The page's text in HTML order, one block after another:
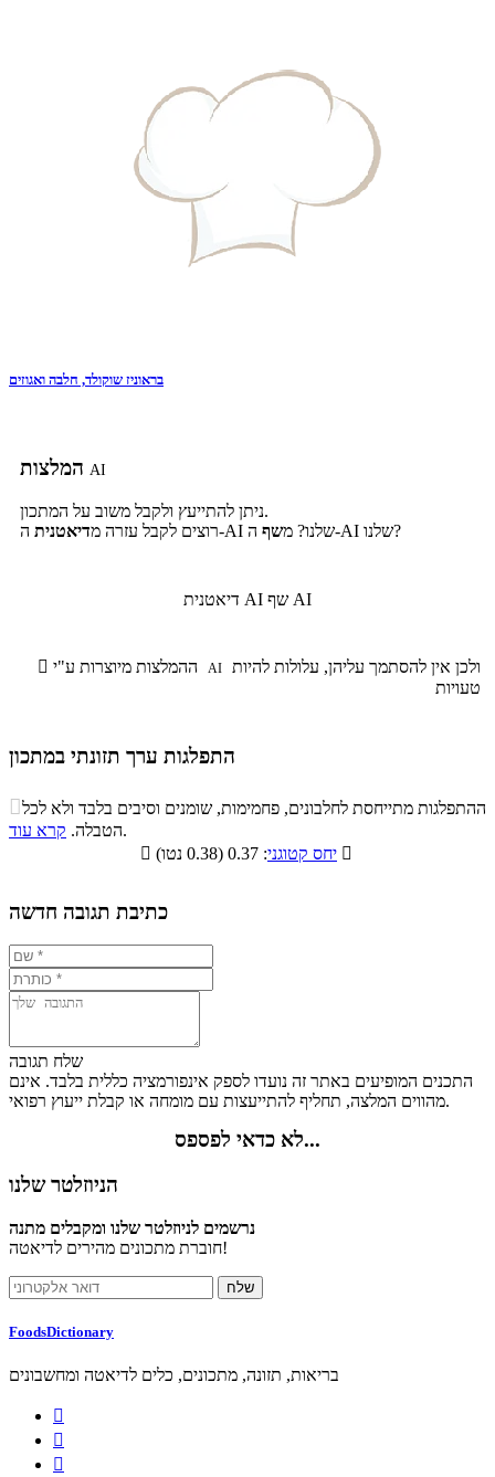
בראוניז שוקולד, חלבה ואגוזים
AI
ניתן להתייעץ ולקבל משוב על המתכון.
רוצים לקבל עזרה מדיאטנית ה-AI שלנו? משף ה-AI שלנו?
דיאטנית AI שף AI
 AI
טעויות
התפלגות ערך תזונתי במתכון
התפלגות ערך תזונתי במתכון
סיבים
תזונתיים
שומנים חלבונים
8.1% 63.5%
ההתפלגות מתייחסת לחלבונים, פחמימות, שומנים וסיבים בלבד ולא לכל
הטבלה. קרא עוד
.

יחס קטוגני 
כתיבת תגובה חדשה
שלח תגובה
התכנים המופיעים באתר זה נועדו לספק אינפורמציה כללית בלבד. אינם
מהווים המלצה, תחליף להתייעצות עם מומחה או קבלת ייעוץ רפואי.
לא כדאי לפספס...
הניוזלטר שלנו
נרשמים לניוזלטר שלנו ומקבלים מתנה
חוברת מתכונים מהירים לדיאטה!
FoodsDictionary
בריאות, תזונה, מתכונים, כלים לדיאטה ומחשבונים


